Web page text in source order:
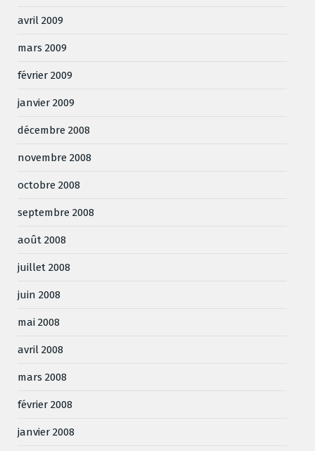
avril 2009
mars 2009
février 2009
janvier 2009
décembre 2008
novembre 2008
octobre 2008
septembre 2008
août 2008
juillet 2008
juin 2008
mai 2008
avril 2008
mars 2008
février 2008
janvier 2008